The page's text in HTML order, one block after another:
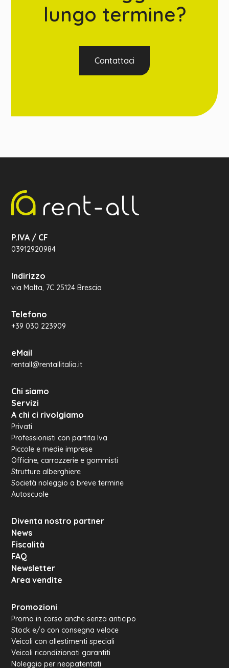
lungo termine?
Contattaci
P.IVA / CF
03912920984
Indirizzo
via Malta, 7C 25124 Brescia
Telefono
+39 030 223909
eMail
rentall@rentallitalia.it
Chi siamo
Servizi
A chi ci rivolgiamo
Privati
Professionisti con partita Iva
Piccole e medie imprese
Officine, carrozzerie e gommisti
Strutture alberghiere
Società noleggio a breve termine
Autoscuole
Diventa nostro partner
News
Fiscalità
FAQ
Newsletter
Area vendite
Promozioni
Promo in corso anche senza anticipo
Stock e/o con consegna veloce
Veicoli con allestimenti speciali
Veicoli ricondizionati garantiti
Noleggio per neopatentati